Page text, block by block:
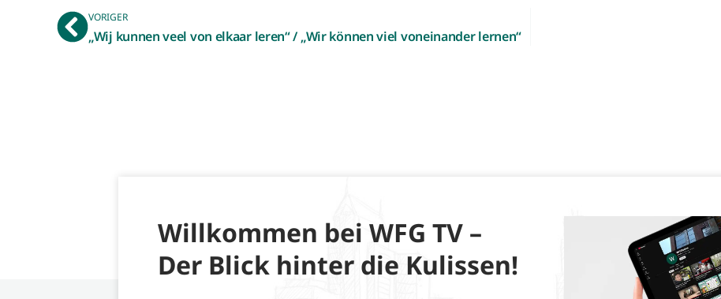
VORIGER
„Wij kunnen veel von elkaar leren“ / „Wir können viel voneinander lernen“
Willkommen bei WFG TV –
Der Blick hinter die Kulissen!